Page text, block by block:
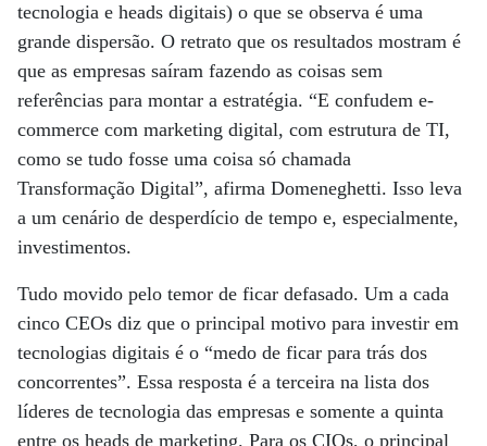
tecnologia e heads digitais) o que se observa é uma
grande dispersão. O retrato que os resultados mostram é
que as empresas saíram fazendo as coisas sem
referências para montar a estratégia. “E confudem e-
commerce com marketing digital, com estrutura de TI,
como se tudo fosse uma coisa só chamada
Transformação Digital”, afirma Domeneghetti. Isso leva
a um cenário de desperdício de tempo e, especialmente,
investimentos.
Tudo movido pelo temor de ficar defasado. Um a cada
cinco CEOs diz que o principal motivo para investir em
tecnologias digitais é o “medo de ficar para trás dos
concorrentes”. Essa resposta é a terceira na lista dos
líderes de tecnologia das empresas e somente a quinta
entre os heads de marketing. Para os CIOs, o principal